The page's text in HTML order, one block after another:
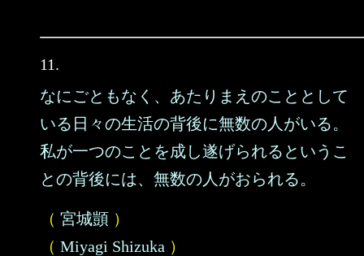
11.
なにごともなく、あたりまえのこととして
いる日々の生活の背後に無数の人がいる。
私が一つのことを成し遂げられるというこ
との背後には、無数の人がおられる。
（ 宮城顗 ）
（ Miyagi Shizuka ）